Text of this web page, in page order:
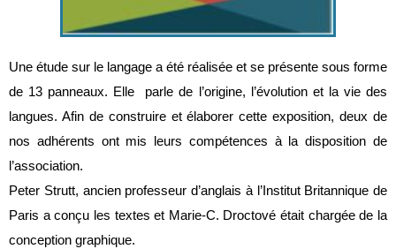
Une étude sur le langage a été réalisée et se présente sous forme
de 13 panneaux. Elle parle de l’origine, l’évolution et la vie des
langues. Afin de construire et élaborer cette exposition, deux de
nos adhérents ont mis leurs compétences à la disposition de
l’association.
Peter Strutt, ancien professeur d’anglais à l’Institut Britannique de
Paris a conçu les textes et Marie-C. Droctové était chargée de la
conception graphique.